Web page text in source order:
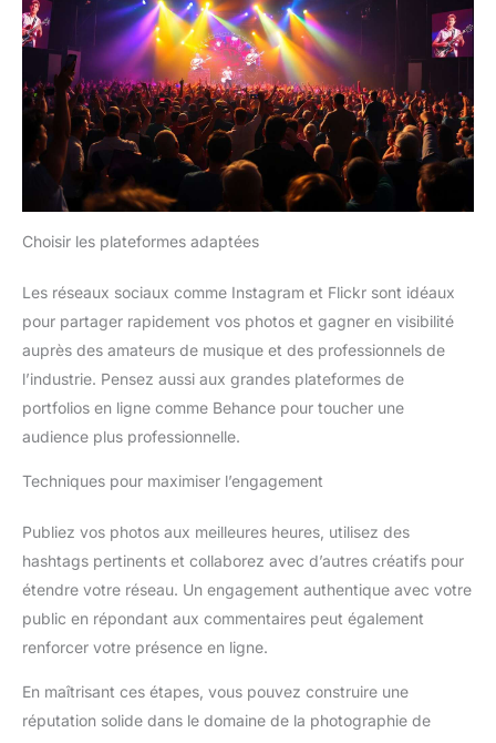
Choisir les plateformes adaptées
Les réseaux sociaux comme Instagram et Flickr sont idéaux
pour partager rapidement vos photos et gagner en visibilité
auprès des amateurs de musique et des professionnels de
l’industrie. Pensez aussi aux grandes plateformes de
portfolios en ligne comme Behance pour toucher une
audience plus professionnelle.
Techniques pour maximiser l’engagement
Publiez vos photos aux meilleures heures, utilisez des
hashtags pertinents et collaborez avec d’autres créatifs pour
étendre votre réseau. Un engagement authentique avec votre
public en répondant aux commentaires peut également
renforcer votre présence en ligne.
En maîtrisant ces étapes, vous pouvez construire une
réputation solide dans le domaine de la photographie de